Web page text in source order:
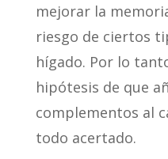
mejorar la
riesgo de ciertos
hígado. Por lo
hipótesis de que
complementos al
todo acertado.